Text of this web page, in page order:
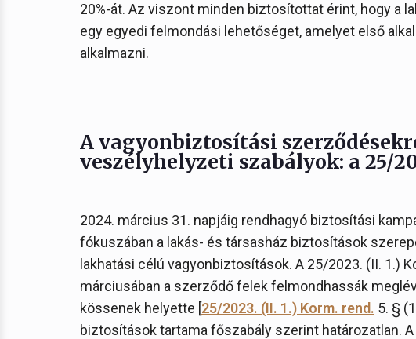
20%-át. Az viszont minden biztosítottat érint, hogy a
egy egyedi felmondási lehetőséget, amelyet első
alkalmazni.
A vagyonbiztosítási
veszélyhelyzeti szabályok: a 25/
2024. március 31. napjáig rendhagyó biztosítási
fókuszában a lakás- és társasház biztosítások
lakhatási célú vagyonbiztosítások. A 25/2023. (II. 1.)
márciusában a szerződő felek felmondhassák
kössenek helyette [25/2023. (II. 1.) Korm. rend. 5. §
biztosítások tartama főszabály szerint határozatlan.